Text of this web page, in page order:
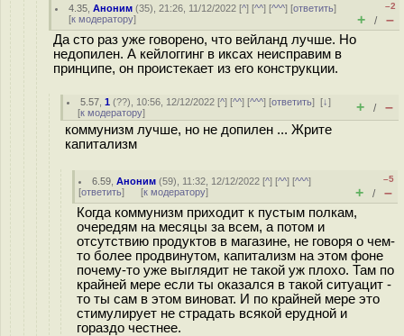
4.35 ,Аноним (35), 21:26, 11/12/2022 [^] [^^] [^^^] [ответить]
[к модератору]
–2
+ / –
Да сто раз уже говорено, что вейланд лучше. Но
недопилен. А кейлоггинг в иксах неисправим в
принципе, он проистекает из его конструкции.
5.57 ,1 (??), 10:56, 12/12/2022 [^] [^^] [^^^] [ответить][↓]
[к модератору] + / –
коммунизм лучше, но не допилен ... Жрите
капитализм
6.59 ,Аноним (59), 11:32, 12/12/2022 [^] [^^] [^^^]
[ответить] [к модератору]
–5
+ / –
Когда коммунизм приходит к пустым полкам,
очередям на месяцы за всем, а потом и
отсутствию продуктов в магазине, не говоря о чем-
то более продвинутом, капитализм на этом фоне
почему-то уже выглядит не такой уж плохо. Там по
крайней мере если ты оказался в такой ситуацит -
то ты сам в этом виноват. И по крайней мере это
стимулирует не страдать всякой ерудной и
гораздо честнее.